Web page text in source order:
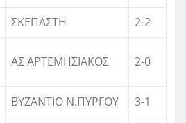
ΣΚΕΠΑΣΤΗ
2-2
ΑΣ ΑΡΤΕΜΗΣΙΑΚΟΣ 2-0
ΒΥΖΑΝΤΙΟ Ν.ΠΥΡΓΟΥ
3-1